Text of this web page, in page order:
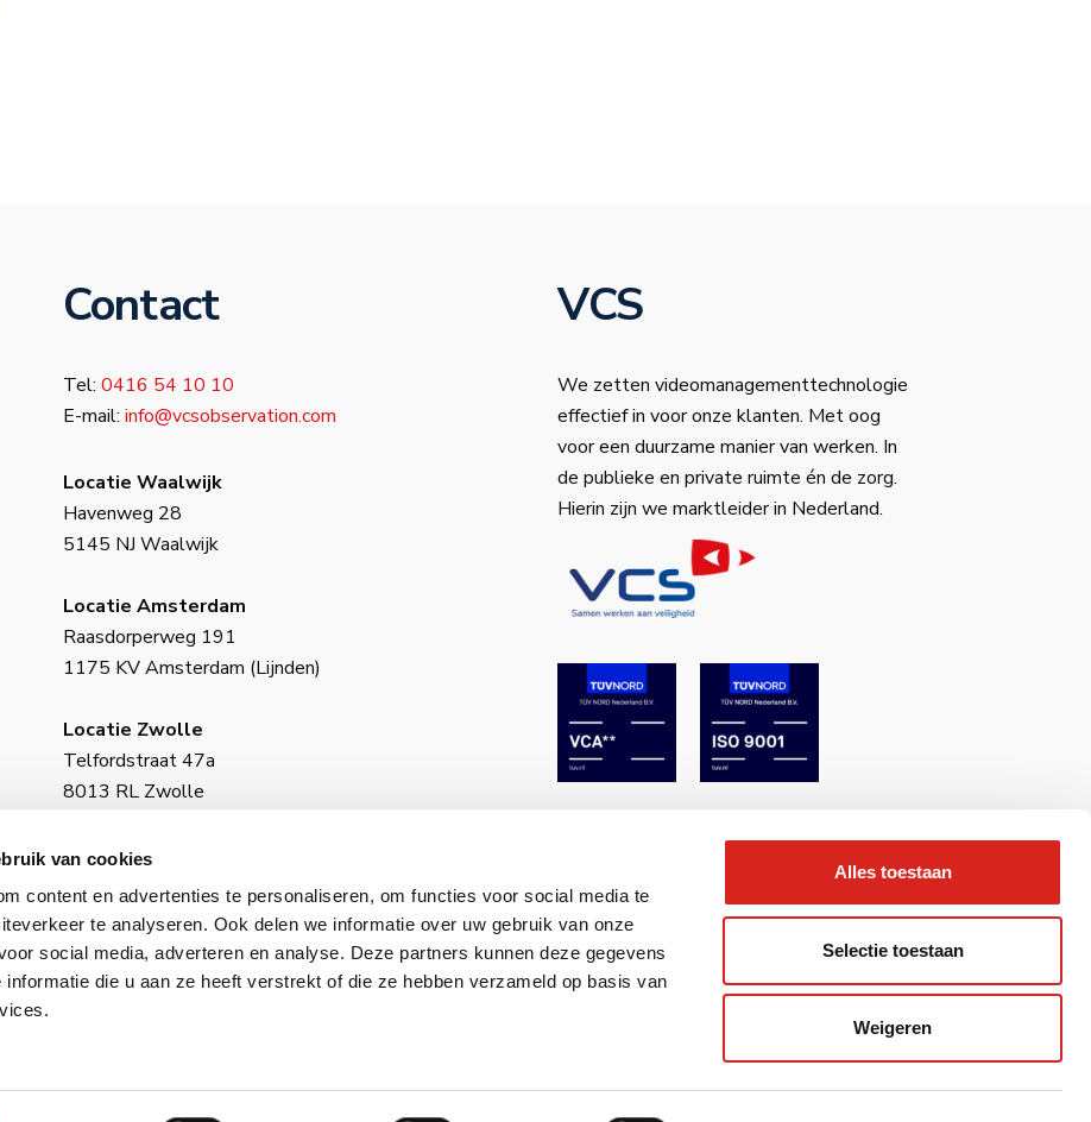
van cookies
content en advertenties te personaliseren, om functies voor social media te
te analyseren. Ook delen we informatie over uw gebruik van onze
social media, adverteren en analyse. Deze partners kunnen deze gegevens
informatie die u aan ze heeft verstrekt of die ze hebben verzameld op basis van
Alles toestaan
Selectie toestaan
Weigeren
Contact
Tel: 0416 54 10 10
E-mail: info@vcsobservation.com
Locatie Waalwijk
Havenweg 28
5145 NJ Waalwijk
Locatie Amsterdam
Raasdorperweg 191
1175 KV Amsterdam (Lijnden)
Locatie Zwolle
Telfordstraat 47a
8013 RL Zwolle
BIC: INGBNL2A
KvK-nummer: 18130973
ING–IBAN: NL34 INGB 0650 4985 77
VCS
We zetten videomanagementtechnologie
effectief in voor onze klanten. Met oog
voor een duurzame manier van werken. In
de publieke en private ruimte én de zorg.
Hierin zijn we marktleider in Nederland.
Algemene voorwaarden Cookiebeleid│ Onderhoud & Realisatie 2BeFresh